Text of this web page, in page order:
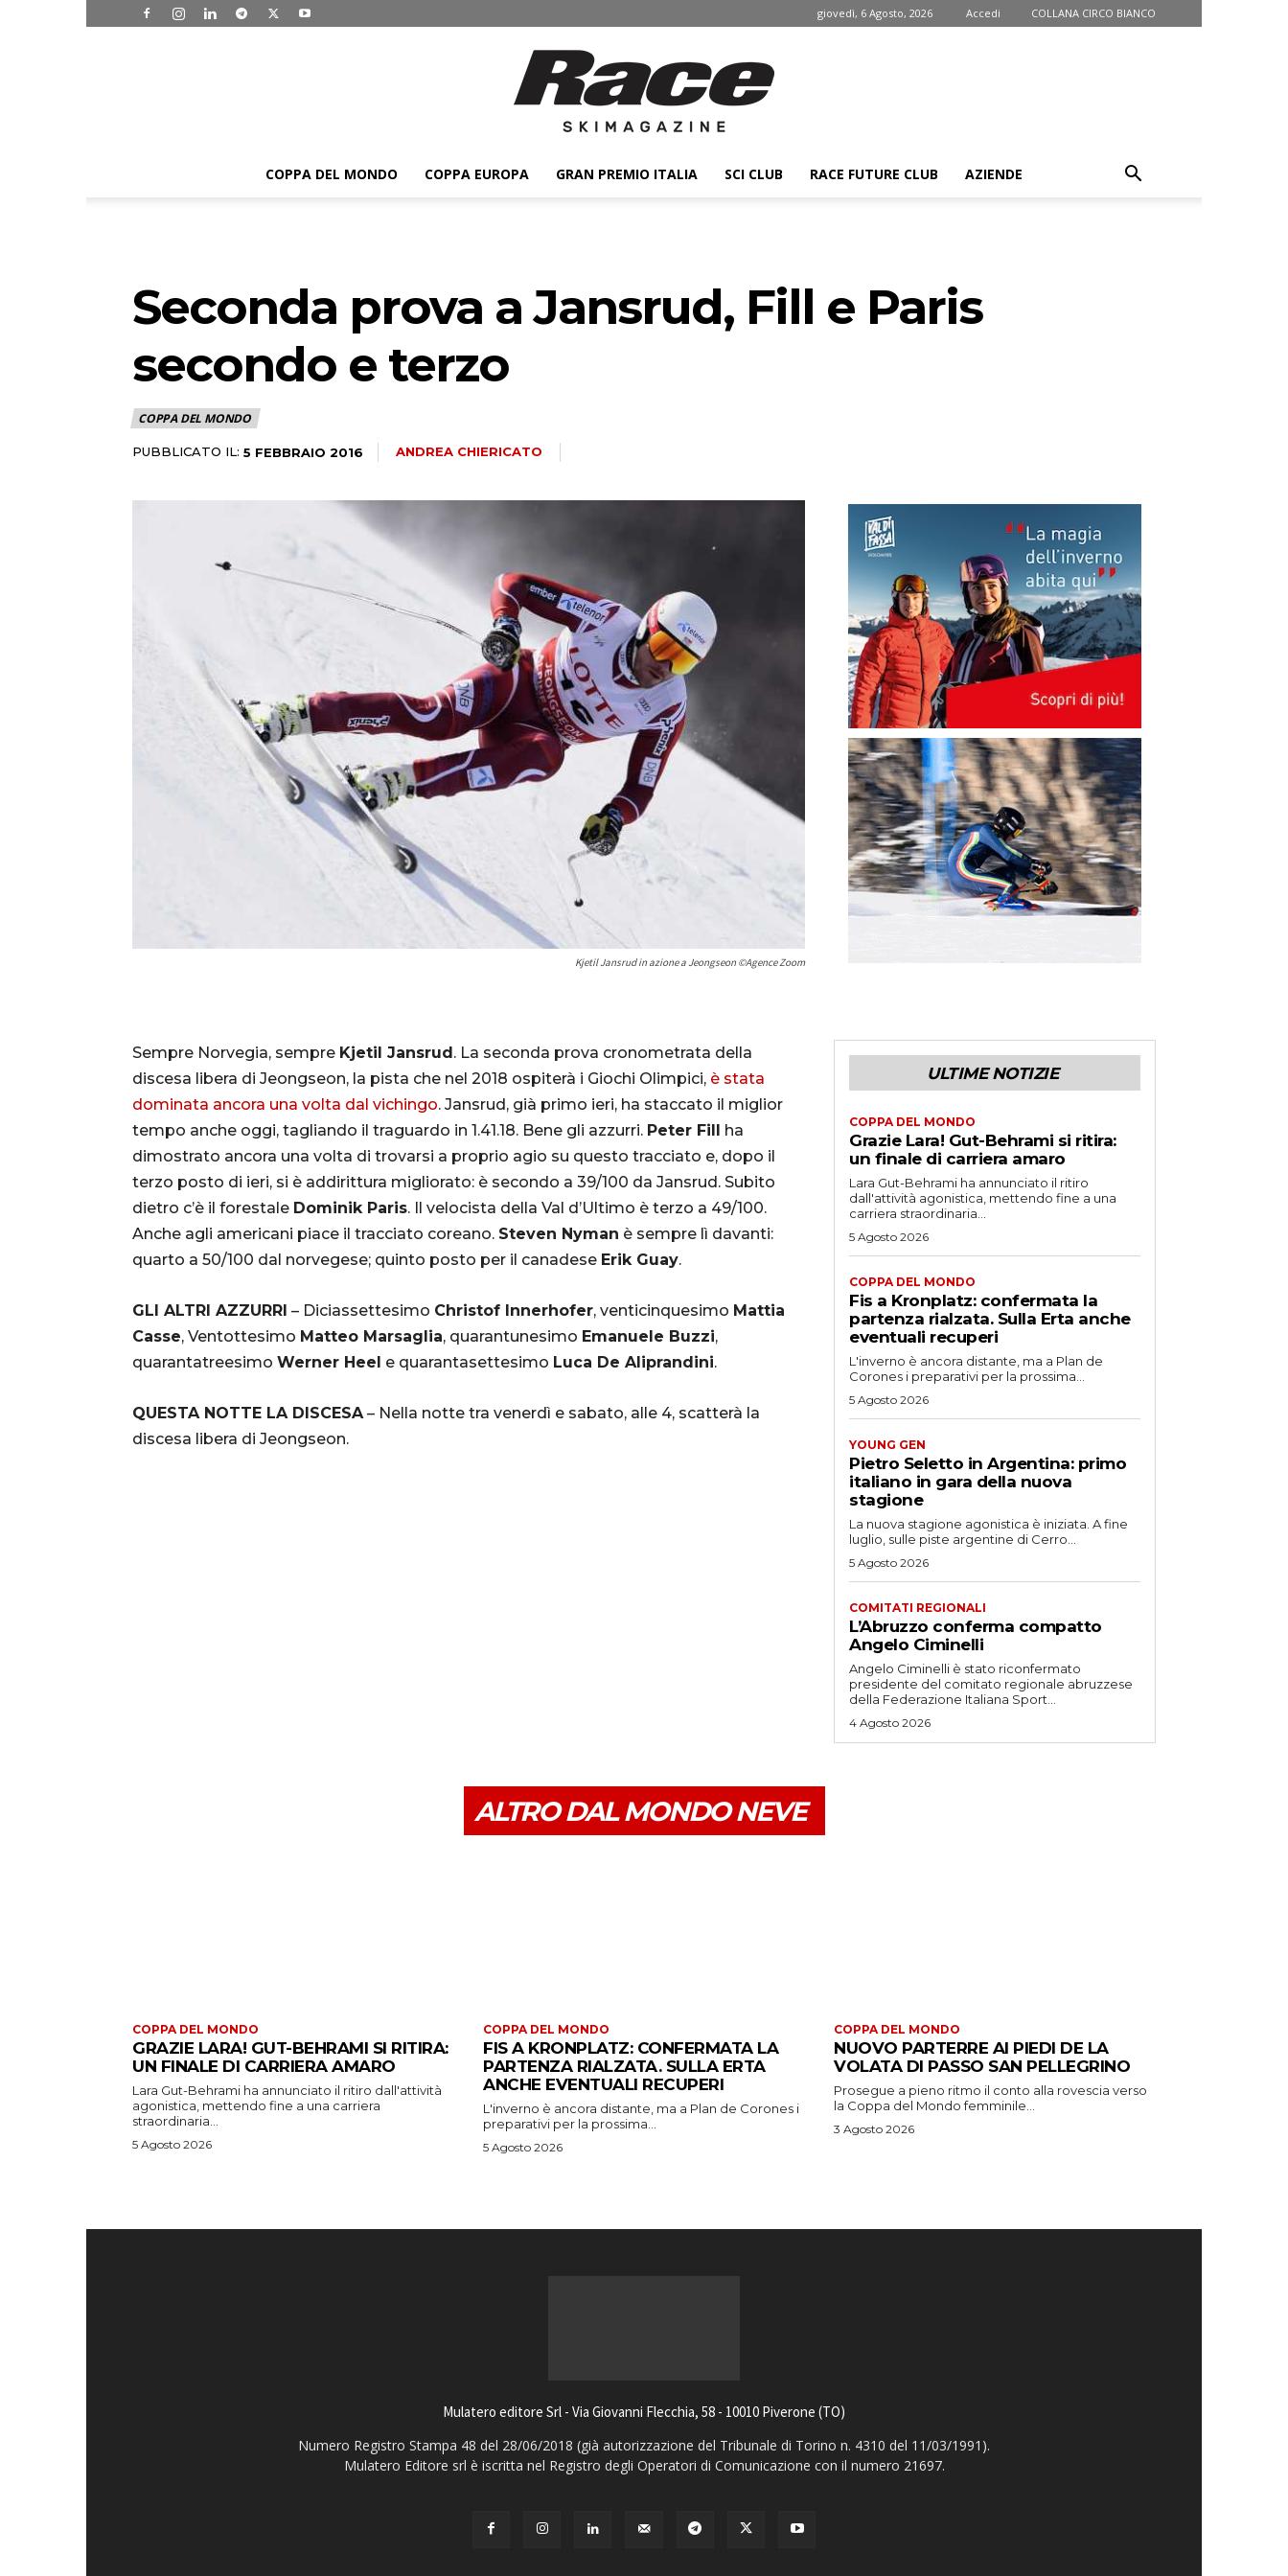
giovedì, 6 Agosto, 2026 Accedi COLLANA CIRCO BIANCO
COPPA DEL MONDO COPPA EUROPA GRAN PREMIO ITALIA SCI CLUB RACE FUTURE CLUB AZIENDE
Seconda prova a Jansrud, Fill e Paris
secondo e terzo
COPPA DEL MONDO
PUBBLICATO IL: 5 FEBBRAIO 2016 ANDREA CHIERICATO
Kjetil Jansrud in azione a Jeongseon ©Agence Zoom
Sempre Norvegia, sempre Kjetil Jansrud. La seconda prova cronometrata della
discesa libera di Jeongseon, la pista che nel 2018 ospiterà i Giochi Olimpici, è stata
dominata ancora una volta dal vichingo. Jansrud, già primo ieri, ha staccato il miglior
tempo anche oggi, tagliando il traguardo in 1.41.18. Bene gli azzurri. Peter Fill ha
dimostrato ancora una volta di trovarsi a proprio agio su questo tracciato e, dopo il
terzo posto di ieri, si è addirittura migliorato: è secondo a 39/100 da Jansrud. Subito
dietro c’è il forestale Dominik Paris. Il velocista della Val d’Ultimo è terzo a 49/100.
Anche agli americani piace il tracciato coreano. Steven Nyman è sempre lì davanti:
quarto a 50/100 dal norvegese; quinto posto per il canadese Erik Guay.
GLI ALTRI AZZURRI – Diciassettesimo Christof Innerhofer, venticinquesimo Mattia
Casse, Ventottesimo Matteo Marsaglia, quarantunesimo Emanuele Buzzi,
quarantatreesimo Werner Heel e quarantasettesimo Luca De Aliprandini.
QUESTA NOTTE LA DISCESA– Nella notte tra venerdì e sabato, alle 4, scatterà la
discesa libera di Jeongseon.
ULTIME NOTIZIE
COPPA DEL MONDO
Grazie Lara! Gut-Behrami si ritira:
un finale di carriera amaro
Lara Gut-Behrami ha annunciato il ritiro
dall'attività agonistica, mettendo fine a una
carriera straordinaria...
5 Agosto 2026
COPPA DEL MONDO
Fis a Kronplatz: confermata la
partenza rialzata. Sulla Erta anche
eventuali recuperi
L'inverno è ancora distante, ma a Plan de
Corones i preparativi per la prossima...
5 Agosto 2026
YOUNG GEN
Pietro Seletto in Argentina: primo
italiano in gara della nuova
stagione
La nuova stagione agonistica è iniziata. A fine
luglio, sulle piste argentine di Cerro...
5 Agosto 2026
COMITATI REGIONALI
L’Abruzzo conferma compatto
Angelo Ciminelli
Angelo Ciminelli è stato riconfermato
presidente del comitato regionale abruzzese
della Federazione Italiana Sport...
4 Agosto 2026
ALTRO DAL MONDO NEVE
COPPA DEL MONDO
GRAZIE LARA! GUT-BEHRAMI SI RITIRA:
UN FINALE DI CARRIERA AMARO
Lara Gut-Behrami ha annunciato il ritiro dall'attività
agonistica, mettendo fine a una carriera
straordinaria...
5 Agosto 2026
COPPA DEL MONDO
FIS A KRONPLATZ: CONFERMATA LA
PARTENZA RIALZATA. SULLA ERTA
ANCHE EVENTUALI RECUPERI
L'inverno è ancora distante, ma a Plan de Corones i
preparativi per la prossima...
5 Agosto 2026
COPPA DEL MONDO
NUOVO PARTERRE AI PIEDI DE LA
VOLATA DI PASSO SAN PELLEGRINO
Prosegue a pieno ritmo il conto alla rovescia verso
la Coppa del Mondo femminile...
3 Agosto 2026
Mulatero editore Srl - Via Giovanni Flecchia, 58 - 10010 Piverone (TO)
Numero Registro Stampa 48 del 28/06/2018 (già autorizzazione del Tribunale di Torino n. 4310 del 11/03/1991).
Mulatero Editore srl è iscritta nel Registro degli Operatori di Comunicazione con il numero 21697.